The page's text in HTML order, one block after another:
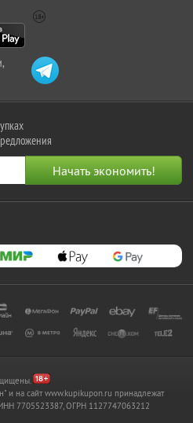
и на сайт www.kupikupon.ru принадлежат
7705523387, ОГРН 1127747063212